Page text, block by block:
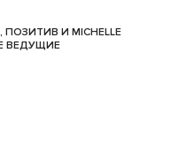
И MICHELLE
ВЕДУЩИЕ